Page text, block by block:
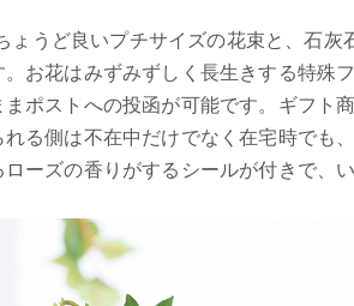
ょうど良いプチサイズの花束と、石
お花はみずみずしく長生きする特殊
ポストへの投函が可能です。ギフト
る側は不在中だけでなく在宅時でも
ーズの香りがするシールが付きで、